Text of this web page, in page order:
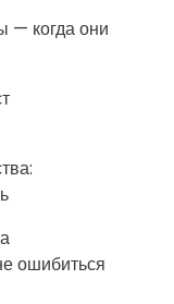
— когда они
ошибиться